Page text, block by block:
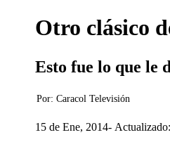
Otro clásico
Esto fue lo que le
Por: Caracol Televisión
15 de Ene, 2014